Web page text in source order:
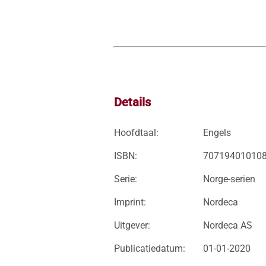
Details
Hoofdtaal: Engels
ISBN:
Serie: Norge-serien
Imprint: Nordeca
Uitgever: Nordeca AS
Publicatiedatum: 01-01-2020